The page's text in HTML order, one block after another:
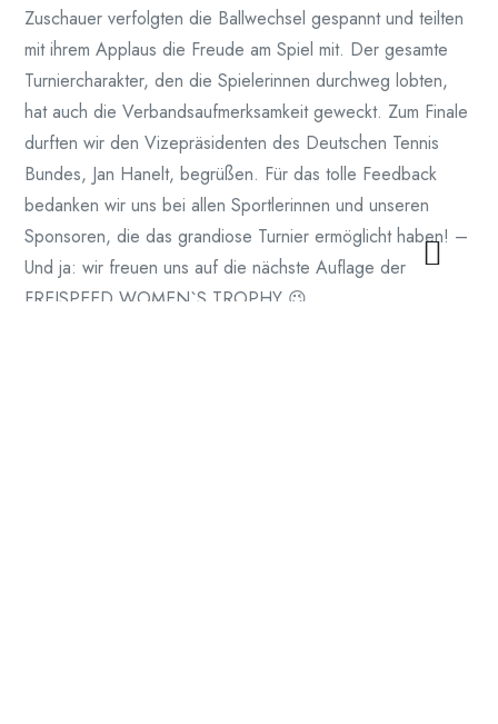
Zuschauer verfolgten die Ballwechsel gespannt und teilten
mit ihrem Applaus die Freude am Spiel mit. Der gesamte
Turniercharakter, den die Spielerinnen durchweg lobten,
hat auch die Verbandsaufmerksamkeit geweckt. Zum Finale
durften wir den Vizepräsidenten des Deutschen Tennis
Bundes, Jan Hanelt, begrüßen. Für das tolle Feedback
bedanken wir uns bei allen Sportlerinnen und unseren
Sponsoren, die das grandiose Turnier ermöglicht haben! –
Und ja: wir freuen uns auf die nächste Auflage der
FREISPEED WOMEN`S TROPHY 😉